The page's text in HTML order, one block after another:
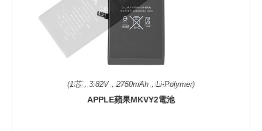
(1芯，3.82V，2750mAh，Li-Polymer)
APPLE蘋果MKVY2電池